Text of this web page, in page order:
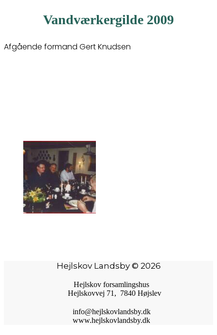
Vandværkergilde 2009
Afgående formand Gert Knudsen
Hejlskov Landsby © 2026
Hejlskov forsamlingshus
Hejlskovvej 71, 7840 Højslev
info@hejlskovlandsby.dk
www.hejlskovlandsby.dk